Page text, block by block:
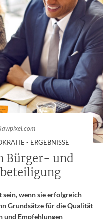
- ERGEBNISSE:
Bürger- und
sein, wenn sie erfolgreich
Grundsätze für die Qualität
und Empfehlungen